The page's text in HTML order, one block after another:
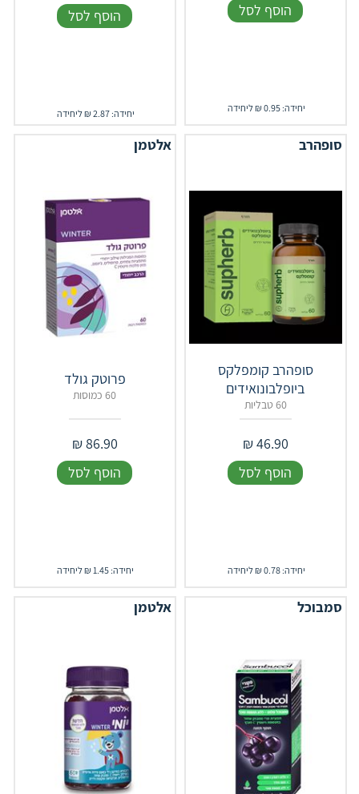
הוסף לסל
יחידה: 0.95 ₪ ליחידה
הוסף לסל
יחידה: 2.87 ₪ ליחידה
סופהרב
סופהרב קומפלקס
ביופלבונואידים
60 טבליות
46.90
₪
הוסף לסל
יחידה: 0.78 ₪ ליחידה
אלטמן
פרוטק גולד
60 כמוסות
86.90
₪
הוסף לסל
יחידה: 1.45 ₪ ליחידה
סמבוכל אלטמן